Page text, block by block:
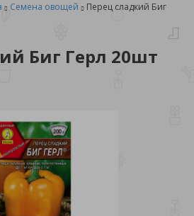
Семена овощей
Перец сладкий Биг
Биг Герл 20шт